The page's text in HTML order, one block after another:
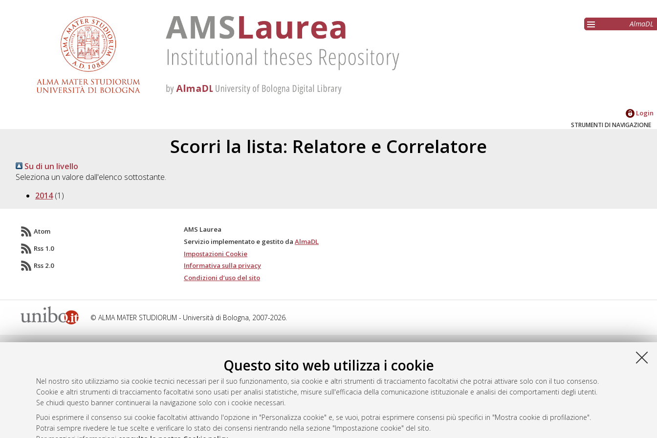
Questo sito web utilizza i cookie
Nel nostro sito utilizziamo sia cookie tecnici necessari per il suo funzionamento, sia cookie e altri strumenti di tracciamento facoltativi che potrai attivare solo con il tuo consenso.
Cookie e altri strumenti di tracciamento facoltativi sono usati per analisi statistiche, misure sull'efficacia della comunicazione istituzionale e analisi dei comportamenti degli utenti.
Se chiudi questo banner continuerai la navigazione solo con i cookie necessari.
Puoi esprimere il consenso sui cookie facoltativi attivando l'opzione in "Personalizza cookie" e, se vuoi, potrai esprimere consensi più specifici in "Mostra cookie di profilazione".
Potrai sempre rivedere le tue scelte e verificare lo stato dei consensi rientrando nella sezione "Impostazione cookie" del sito.
AlmaDL
Login
STRUMENTI DI NAVIGAZIONE
Scorri la lista: Relatore e Correlatore
Su di un livello
Seleziona un valore dall'elenco sottostante.
2014(1)
Atom
Rss 1.0
Rss 2.0
AMS Laurea
Servizio implementato e gestito da AlmaDL
Impostazioni Cookie
Informativa sulla privacy
Condizioni d’uso del sito
© ALMA MATER STUDIORUM - Università di Bologna, 2007-2026.